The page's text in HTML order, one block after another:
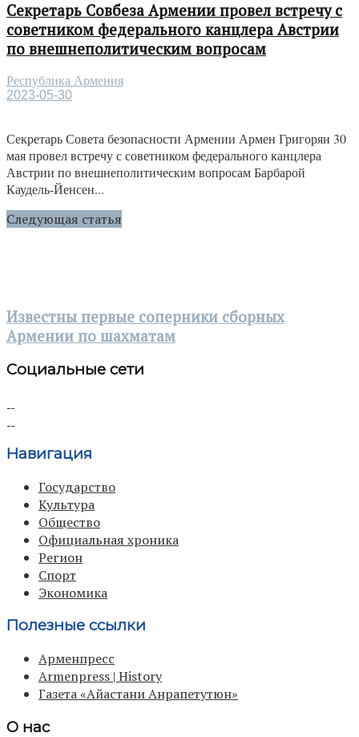
Секретарь Совбеза Армении провел встречу с
советником федерального канцлера Австрии
по внешнеполитическим вопросам
Республика Армения
2023-05-30
Секретарь Совета безопасности Армении Армен Григорян 30
мая провел встречу с советником федерального канцлера
Австрии по внешнеполитическим вопросам Барбарой
Каудель-Йенсен...
Следующая статья
Известны первые соперники сборных
Армении по шахматам
Социальные сети
Навигация
Государство
Культура
Общество
Официальная хроника
Регион
Спорт
Экономика
Полезные ссылки
Арменпресс
Armenpress | History
Газета «Айастани Анрапетутюн»
О нас